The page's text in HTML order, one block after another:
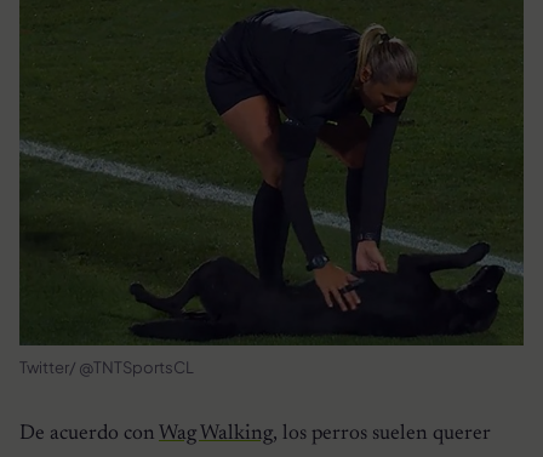
Twitter/ @TNTSportsCL
De acuerdo con Wag Walking, los perros suelen querer